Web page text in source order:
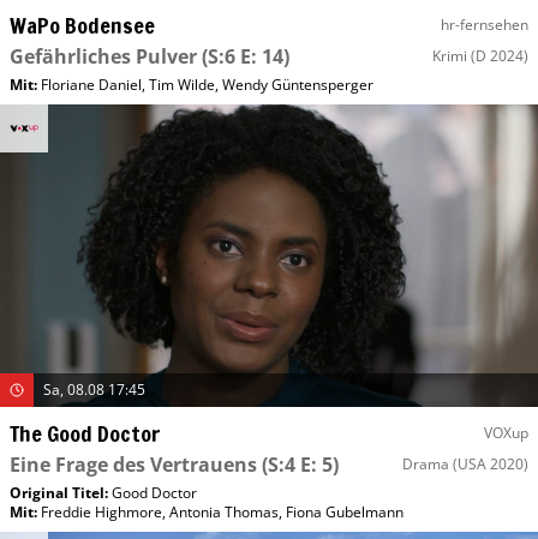
WaPo Bodensee hr-fernsehen
Gefährliches Pulver(S:6 E: 14) Krimi (D 2024)
Mit: Floriane Daniel,Tim Wilde,Wendy Güntensperger
Sa, 08.08 17:45
The Good Doctor VOXup
Eine Frage des Vertrauens(S:4 E: 5) Drama (USA 2020)
Original Titel:Good Doctor
Mit: Freddie Highmore,Antonia Thomas, Fiona Gubelmann